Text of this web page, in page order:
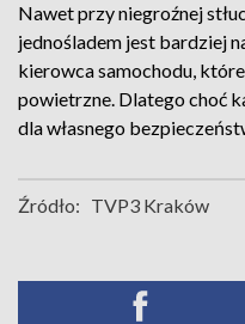
Nawet przy niegroźnej
jednośladem jest bardziej
kierowca samochodu,
powietrzne. Dlatego choć
dla własnego
Źródło: TVP3 Kraków